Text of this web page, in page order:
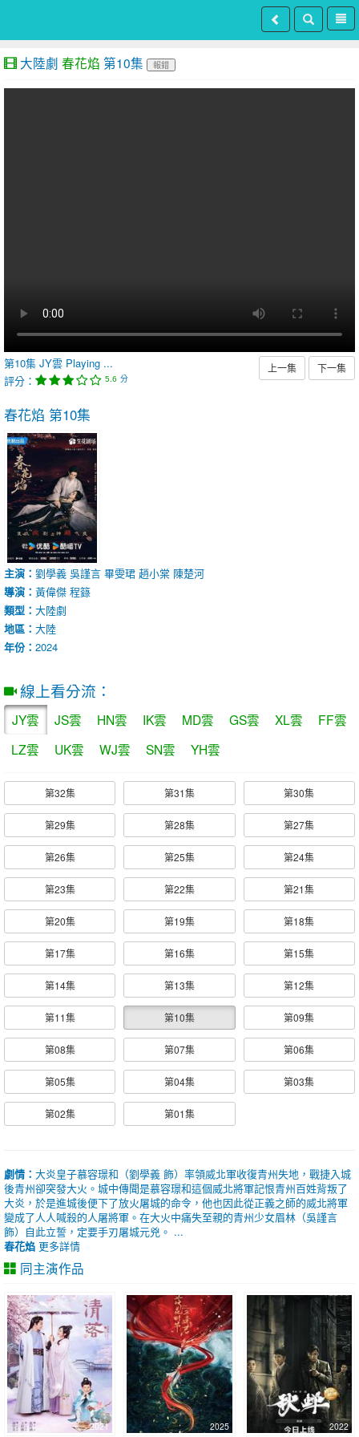
大陸劇 春花焰 第10集 報錯
第10集 JY雲 Playing ...
評分：
5.6 分
上一集 下一集
春花焰 第10集
主演： 劉學義 吳謹言 畢雯珺 趙小棠 陳楚河
導演： 黃偉傑 程籙
類型： 大陸劇
地區： 大陸
年份： 2024
線上看分流：
JY雲 JS雲 HN雲 IK雲 MD雲 GS雲 XL雲
FF雲
LZ雲
UK雲 WJ雲 SN雲 YH雲
第32集 第31集 第30集
第29集 第28集 第27集
第26集 第25集 第24集
第23集 第22集 第21集
第20集 第19集 第18集
第17集 第16集 第15集
第14集 第13集 第12集
第11集 第10集 第09集
第08集 第07集 第06集
第05集 第04集 第03集
第02集 第01集
劇情： 大炎皇子慕容璟和（劉學義 飾）率領威北軍收復青州失地，戰捷入城
後青州卻突發大火。城中傳聞是慕容璟和這個威北將軍記恨青州百姓背叛了
大炎，於是進城後便下了放火屠城的命令，他也因此從正義之師的威北將軍
變成了人人喊殺的人屠將軍。在大火中痛失至親的青州少女眉林（吳謹言
飾）自此立誓，定要手刃屠城元兇。 ...
春花焰 更多詳情
同主演作品
2021 2025 2022